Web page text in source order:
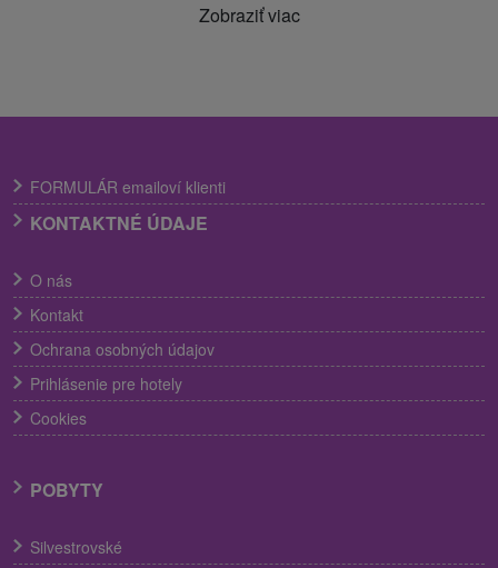
Zobraziť viac
FORMULÁR emailoví klienti
KONTAKTNÉ ÚDAJE
O nás
Kontakt
Ochrana osobných údajov
Prihlásenie pre hotely
Cookies
POBYTY
Silvestrovské